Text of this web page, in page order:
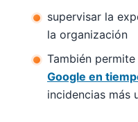
supervisar la
la organización
También permite
Google en
incidencias más